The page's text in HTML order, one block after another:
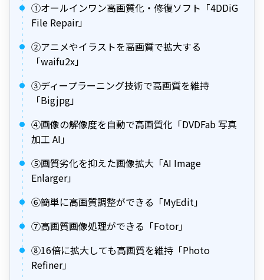
①オールインワン高画質化・修復ソフト「4DDiG
File Repair」
②アニメやイラストを高画質で拡大する
「waifu2x」
③ディープラーニング技術で高画質を維持
「Bigjpg」
④画像の解像度を自動で高画質化「DVDFab 写真
加工 AI」
⑤画質劣化を抑えた画像拡大「AI Image
Enlarger」
⑥簡単に高画質調整ができる「MyEdit」
⑦高画質画像処理ができる「Fotor」
⑧16倍に拡大しても高画質を維持「Photo
Refiner」